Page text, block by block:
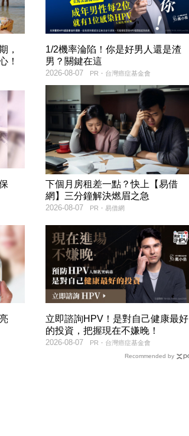
，
！
1/2機率淪陷！你是好男人還是渣
男？關鍵在這
PR・台灣癌症基金會
2026-08-07
下個月房租差一點？快上【易借
網】三分鐘解決燃眉之急
PR・易借網
2026-08-07
立即諮詢HPV！是對自己健康最好
的投資，把握現在不嫌晚！
PR・台灣癌症基金會
2026-08-07
Recommended by